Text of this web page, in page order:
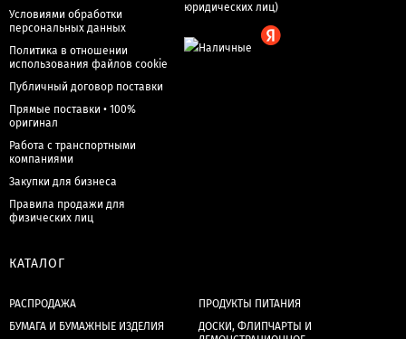
Условиями обработки
персональных данных
Политика в отношении
использования файлов cookie
Публичный договор поставки
Прямые поставки • 100%
оригинал
Работа с транспортными
компаниями
Закупки для бизнеса
Правила продажи для
физических лиц
КАТАЛОГ
РАСПРОДАЖА
БУМАГА И БУМАЖНЫЕ ИЗДЕЛИЯ
ПРОДУКТЫ ПИТАНИЯ
ДОСКИ, ФЛИПЧАРТЫ И